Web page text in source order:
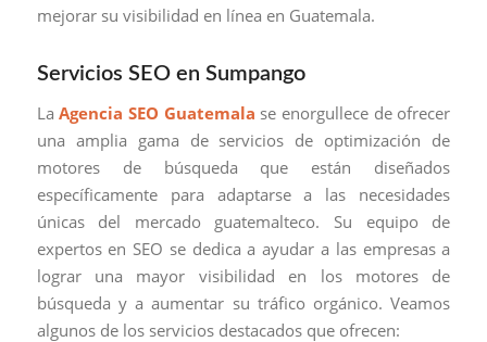
mejorar su visibilidad en línea en Guatemala.
Servicios SEO en Sumpango
LaAgencia SEO Guatemala se enorgullece de ofrecer
una amplia gama de servicios de optimización de
motores de búsqueda que están diseñados
específicamente para adaptarse a las necesidades
únicas del mercado guatemalteco. Su equipo de
expertos en SEO se dedica a ayudar a las empresas a
lograr una mayor visibilidad en los motores de
búsqueda y a aumentar su tráfico orgánico. Veamos
algunos de los servicios destacados que ofrecen: